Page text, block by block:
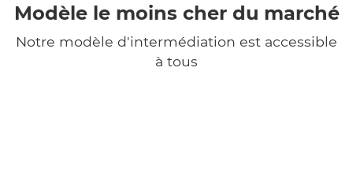
Modèle le moins cher du marché
Notre modèle d'intermédiation est accessible
à tous